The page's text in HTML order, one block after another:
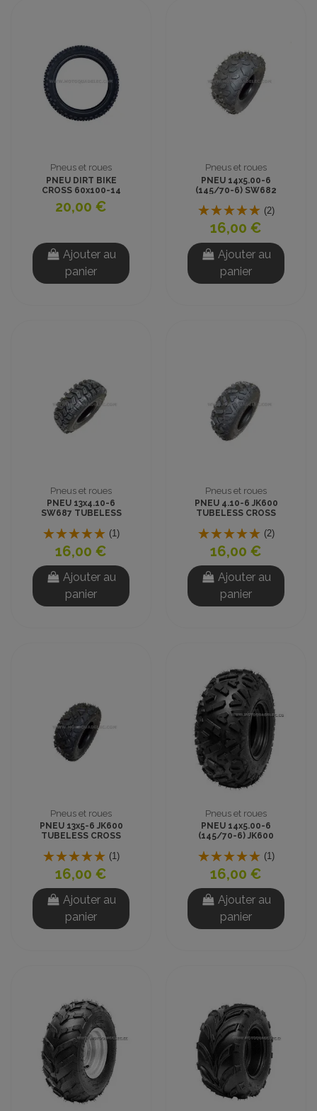
Pneus et roues
PNEU DIRT BIKE
CROSS 60x100-14
20,00 €
Ajouter au
panier
Pneus et roues
PNEU 14x5.00-6
(145/70-6) SW682
(2)
16,00 €
Ajouter au
panier
Pneus et roues
PNEU 13x4.10-6
SW687 TUBELESS
(1)
16,00 €
Ajouter au
panier
Pneus et roues
PNEU 4.10-6 JK600
TUBELESS CROSS
(2)
16,00 €
Ajouter au
panier
Pneus et roues
PNEU 13x5-6 JK600
TUBELESS CROSS
(1)
16,00 €
Ajouter au
panier
Pneus et roues
PNEU 14x5.00-6
(145/70-6) JK600
(1)
16,00 €
Ajouter au
panier